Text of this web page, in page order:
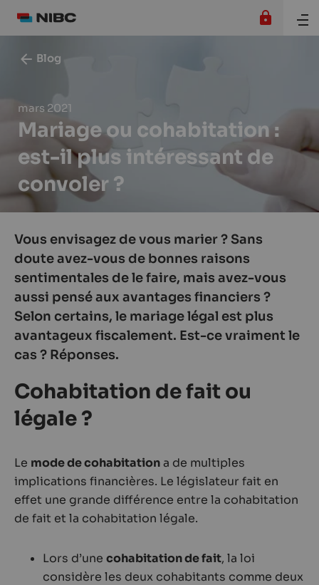
Blog
mars 2021
Mariage ou cohabitation :
est-il plus intéressant de
convoler ?
Vous envisagez de vous marier ? Sans
doute avez-vous de bonnes raisons
sentimentales de le faire, mais avez-vous
aussi pensé aux avantages financiers ?
Selon certains, le mariage légal est plus
avantageux fiscalement. Est-ce vraiment le
cas ? Réponses.
Cohabitation de fait ou
légale ?
Le mode de cohabitationa de multiples
implications financières. Le législateur fait en
effet une grande différence entre la cohabitation
de fait et la cohabitation légale.
Lors d’une cohabitation de fait, la loi
considère les deux cohabitants comme deux